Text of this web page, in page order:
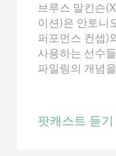
브루스 말킨슨
이션)은 안토니
퍼포먼스 컨셉)
사용하는 선수
파일링의 개념
팟캐스트 듣기